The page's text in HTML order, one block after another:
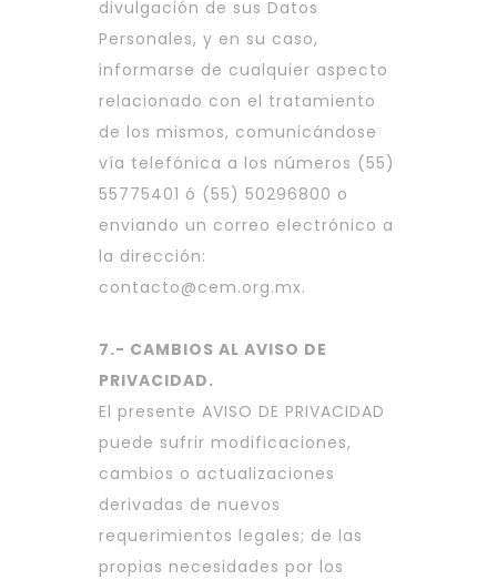
divulgación de sus Datos
Personales, y en su caso,
informarse de cualquier aspecto
relacionado con el tratamiento
de los mismos, comunicándose
vía telefónica a los números (55)
55775401 ó (55) 50296800 o
enviando un correo electrónico a
la dirección:
contacto@cem.org.mx.
7.- CAMBIOS AL AVISO DE
PRIVACIDAD.
El presente AVISO DE PRIVACIDAD
puede sufrir modificaciones,
cambios o actualizaciones
derivadas de nuevos
requerimientos legales; de las
propias necesidades por los